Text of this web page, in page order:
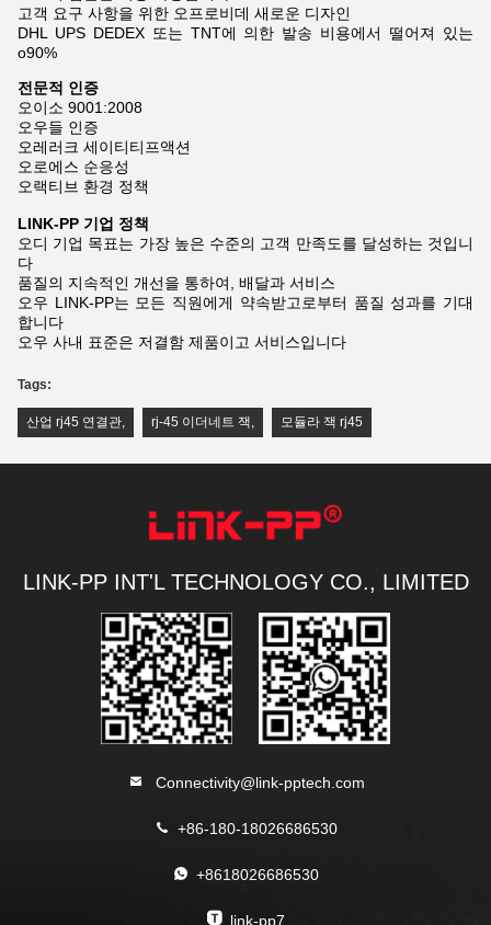
고객 요구 사항을 위한 오프로비데 새로운 디자인
DHL UPS DEDEX 또는 TNT에 의한 발송 비용에서 떨어져 있는
o90%
전문적 인증
오이소 9001:2008
오우들 인증
오레러크 세이티티프액션
오로에스 순응성
오랙티브 환경 정책
LINK-PP 기업 정책
오디 기업 목표는 가장 높은 수준의 고객 만족도를 달성하는 것입니
다
품질의 지속적인 개선을 통하여, 배달과 서비스
오우 LINK-PP는 모든 직원에게 약속받고로부터 품질 성과를 기대
합니다
오우 사내 표준은 저결함 제품이고 서비스입니다
Tags:
산업 rj45 연결관 rj-45 이더네트 잭 모듈라 잭 rj45
LINK-PP INT'L TECHNOLOGY CO., LIMITED
Connectivity@link-pptech.com
+86-180-18026686530
+8618026686530
link-pp7